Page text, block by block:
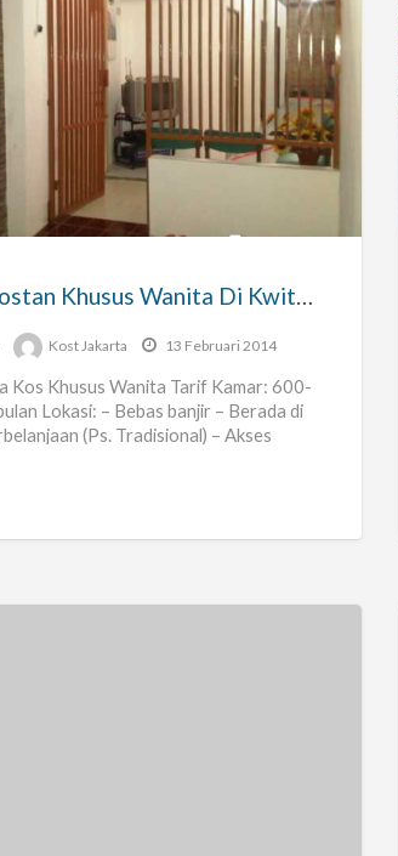
Kost-kostan Khusus Wanita Di Kwitang-senen – Jakpus
Kost Jakarta 13 Februari 2014
Kos Khusus Wanita Tarif Kamar: 600-
Lokasi: – Bebas banjir – Berada di
(Ps. Tradisional) – Akses